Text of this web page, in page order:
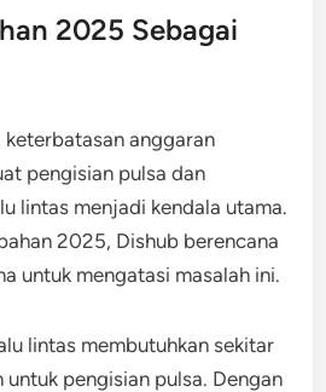
2025 Sebagai
keterbatasan anggaran
pengisian pulsa dan
lintas menjadi kendala utama.
2025, Dishub berencana
untuk mengatasi masalah ini.
lintas membutuhkan sekitar
untuk pengisian pulsa. Dengan